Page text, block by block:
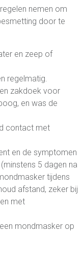
nemen om
door te
en zeep of
regelmatig.
zakdoek voor
en was de
contact met
en de symptomen
5 dagen na
tijdens
afstand, zeker bij
met
mondmasker op